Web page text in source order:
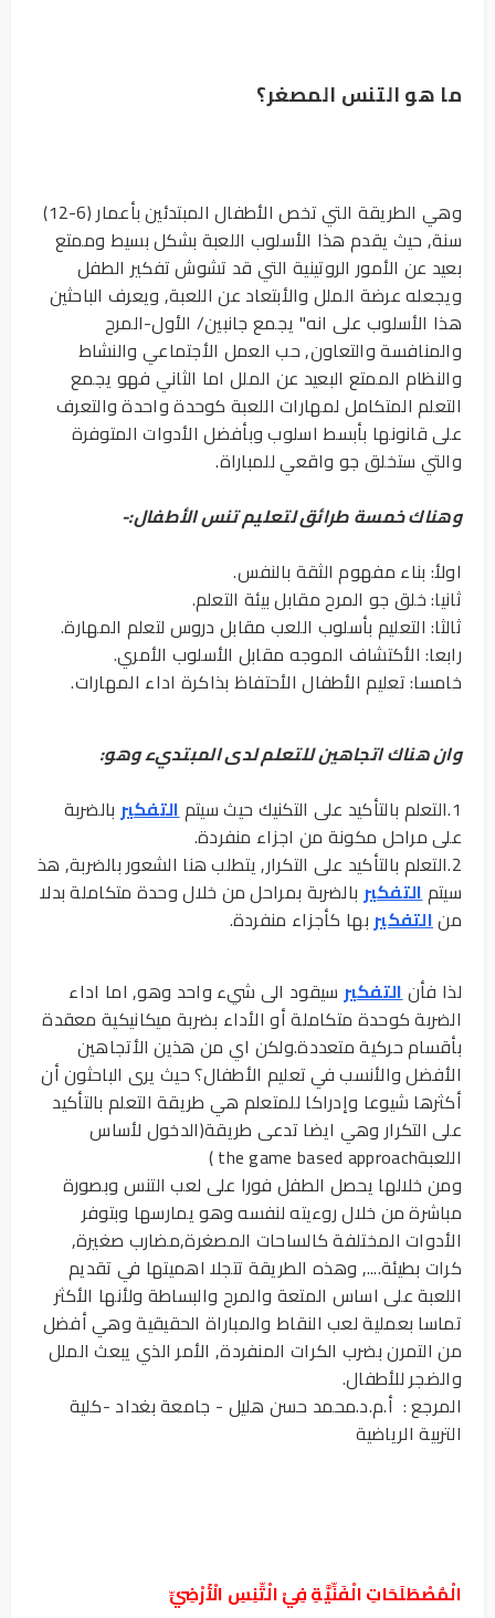
ما هو التنس المصغر؟
وهي الطريقة التي تخص الأطفال المبتدئين بأعمار (6-12)
سنة, حيث يقدم هذا الأسلوب اللعبة بشكل بسيط وممتع
بعيد عن الأمور الروتينية التي قد تشوش تفكير الطفل
ويجعله عرضة الملل والأبتعاد عن اللعبة, ويعرف الباحثين
هذا الأسلوب على انه" يجمع جانبين/ الأول-المرح
والمنافسة والتعاون, حب العمل الأجتماعي والنشاط
والنظام الممتع البعيد عن الملل اما الثاني فهو يجمع
التعلم المتكامل لمهارات اللعبة كوحدة واحدة والتعرف
على قانونها بأبسط اسلوب وبأفضل الأدوات المتوفرة
والتي ستخلق جو واقعي للمباراة.
وهناك خمسة طرائق لتعليم تنس الأطفال:-
اولأ: بناء مفهوم الثقة بالنفس.
ثانيا: خلق جو المرح مقابل بيئة التعلم.
ثالثا: التعليم بأسلوب اللعب مقابل دروس لتعلم المهارة.
رابعا: الأكتشاف الموجه مقابل الأسلوب الأمري.
خامسا: تعليم الأطفال الأحتفاظ بذاكرة اداء المهارات.
وان هناك اتجاهين للتعلم لدى المبتديء وهو:
1.التعلم بالتأكيد على التكنيك حيث سيتم
التفكير بالضربة
على مراحل مكونة من اجزاء منفردة.
2.التعلم بالتأكيد على التكرار, يتطلب هنا الشعور بالضربة, هذ
سيتمالتفكير بالضربة بمراحل من خلال وحدة متكاملة بدلا
منالتفكيربها كأجزاء منفردة.
لذا فأنالتفكير سيقود الى شيء واحد وهو, اما اداء
الضربة كوحدة متكاملة أو الأداء بضربة ميكانيكية معقدة
بأقسام حركية متعددة.ولكن اي من هذين الأتجاهين
الأفضل والأنسب في تعليم الأطفال؟ حيث يرى الباحثون أن
أكثرها شيوعا وإدراكا للمتعلم هي طريقة التعلم بالتأكيد
على التكرار وهي ايضا تدعى طريقة(الدخول لأساس
اللعبةthe game based approach )
ومن خلالها يحصل الطفل فورا على لعب التنس وبصورة
مباشرة من خلال روءيته لنفسه وهو يمارسها وبتوفر
الأدوات المختلفة كالساحات المصغرة,مضارب صغيرة,
كرات بطيئة...., وهذه الطريقة تتجلا اهميتها في تقديم
اللعبة على اساس المتعة والمرح والبساطة ولأنها الأكثر
تماسا بعملية لعب النقاط والمباراة الحقيقية وهي أفضل
من التمرن بضرب الكرات المنفردة, الأمر الذي يبعث الملل
والضجر للأطفال.
المرجع : أ.م.د.محمد حسن هليل - جامعة بغداد -كلية
التربية الرياضية
الْمُصْطَلَحَاتِ الْفَنِّيَّةِ فِيْ الْتِّنِسِ الْأَرْضِيِّ